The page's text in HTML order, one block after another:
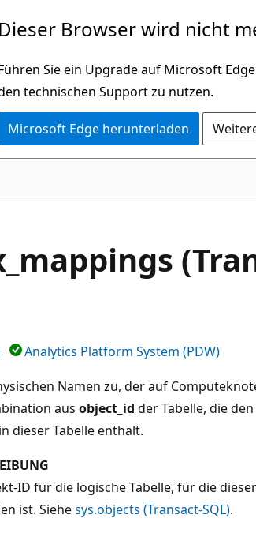
Dieser Browser wird nicht
Sie ein Upgrade auf Microsoft
technischen Support zu nutzen.
Microsoft Edge herunterladen
Analytics Platform System (PDW)
Namen zu, der auf
aus object_id der Tabelle, die
dieser Tabelle enthält.
ID für die logische Tabelle, für die
ist. Siehesys.objects (Transact-SQL).